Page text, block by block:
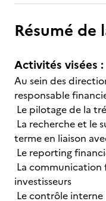
Résumé
Activités visées :
Au sein des
responsable
Le pilotage de la
La recherche et le
terme en liaison
Le reporting
La communication
investisseurs
Le contrôle interne